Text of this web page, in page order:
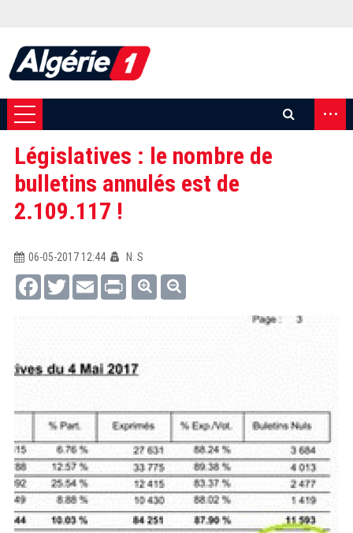
...
Législatives : le nombre de
bulletins annulés est de
2.109.117 !
06-05-2017 12:44
N. S
FacebookTwitterEmail Print